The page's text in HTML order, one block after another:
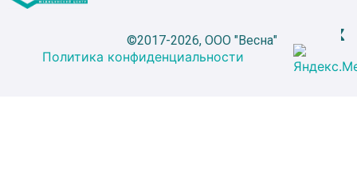
©2017-2026, ООО "Весна"
Политика конфиденциальности